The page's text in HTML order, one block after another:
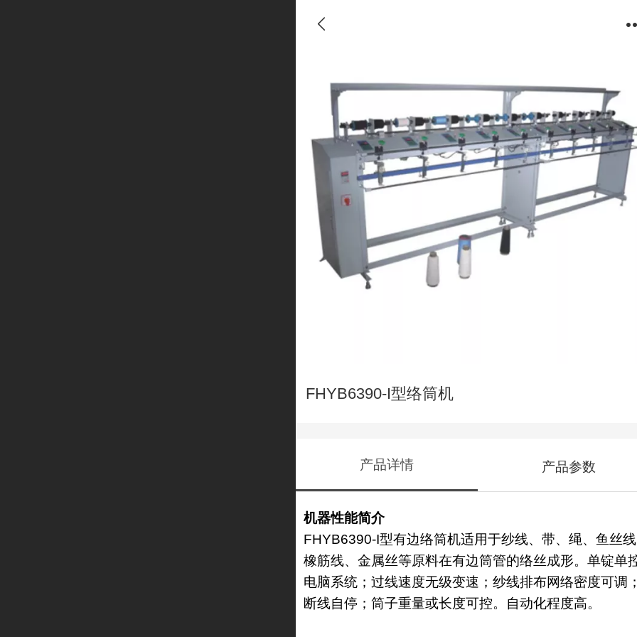
FHYB6390-I型络筒机
产品详情 产品参数
机器性能简介
FHYB6390-I型有边络筒机适用于纱线、带、绳、鱼丝线
橡筋线、金属丝等原料在有边筒管的络丝成形。单锭单
电脑系统；过线速度无级变速；纱线排布网络密度可调；
断线自停；筒子重量或长度可控。自动化程度高。